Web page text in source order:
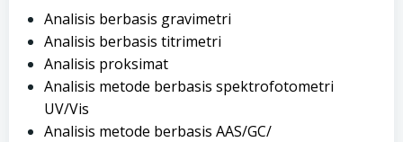
Analisis berbasis gravimetri
Analisis berbasis titrimetri
Analisis proksimat
Analisis metode berbasis spektrofotometri
UV/Vis
Analisis metode berbasis AAS/GC/